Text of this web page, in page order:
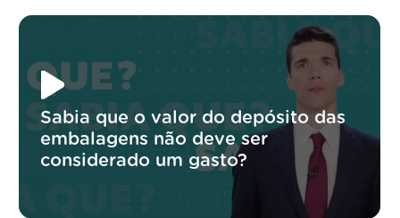
Sabia que o valor do depósito das
embalagens não deve ser
considerado um gasto?